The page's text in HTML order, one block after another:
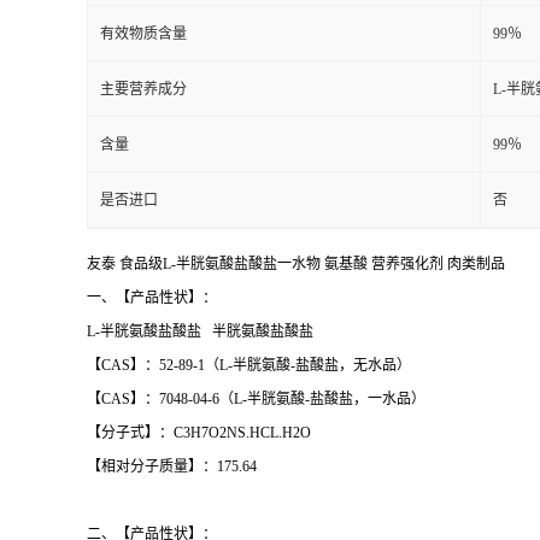
有效物质含量 99％
主要营养成分 L-半胱
含量 99％
是否进口 否
友泰 食品级L-半胱氨酸盐酸盐一水物 氨基酸 营养强化剂 肉类制品
一、【产品性状】：
L-半胱氨酸盐酸盐 半胱氨酸盐酸盐
【CAS】：52-89-1（L-半胱氨酸-盐酸盐，无水品）
【CAS】：7048-04-6（L-半胱氨酸-盐酸盐，一水品）
【分子式】：C3H7O2NS.HCL.H2O
【相对分子质量】：175.64
二、【产品性状】：